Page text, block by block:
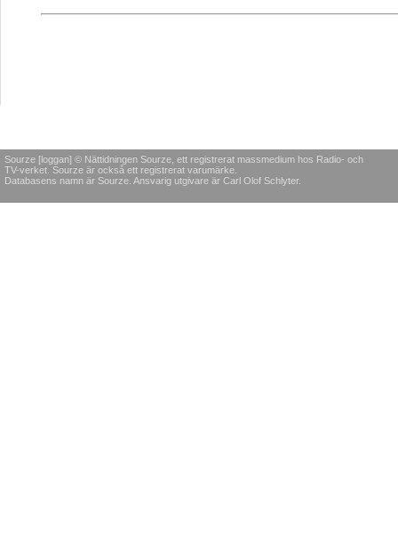
Sourze [loggan] © Nättidningen Sourze, ett registrerat massmedium hos Radio- och
TV-verket. Sourze är också ett registrerat varumärke.
Databasens namn är Sourze. Ansvarig utgivare är Carl Olof Schlyter.